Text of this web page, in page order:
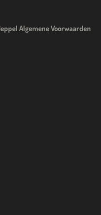
Algemene Voorwaarden